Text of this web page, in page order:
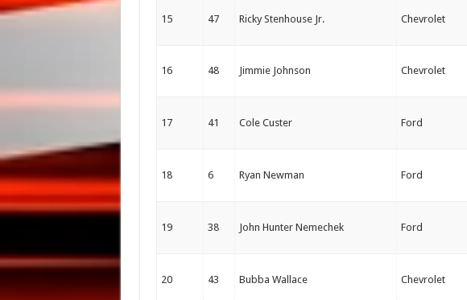
15 47 Ricky Stenhouse Jr. Chevrolet
16 48 Jimmie Johnson Chevrolet
17 41 Cole Custer Ford
18 6 Ryan Newman Ford
19 38 John Hunter Nemechek Ford
20 43 Bubba Wallace Chevrolet